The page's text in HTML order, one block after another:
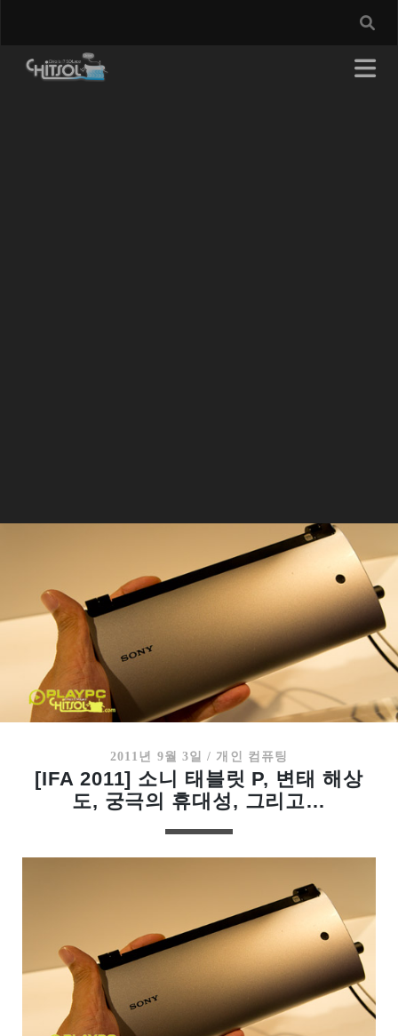
2011년 9월 3일 / 개인 컴퓨팅
[IFA 2011] 소니 태블릿 P, 변태 해상
도, 궁극의 휴대성, 그리고…